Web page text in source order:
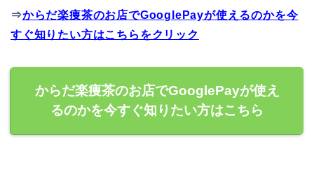
⇒からだ楽痩茶のお店でGooglePayが使えるのかを今
すぐ知りたい方はこちらをクリック
からだ楽痩茶のお店でGooglePayが使え
るのかを今すぐ知りたい方はこちら